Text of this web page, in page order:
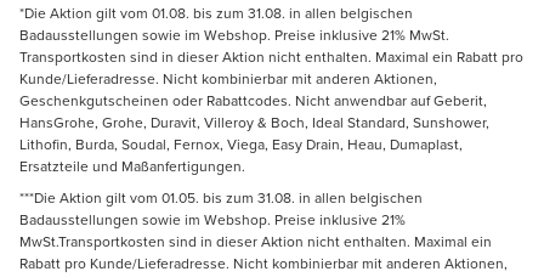
*Die Aktion gilt vom 01.08. bis zum 31.08. in allen belgischen
Badausstellungen sowie im Webshop. Preise inklusive 21% MwSt.
Transportkosten sind in dieser Aktion nicht enthalten. Maximal ein Rabatt pro
Kunde/Lieferadresse. Nicht kombinierbar mit anderen Aktionen,
Geschenkgutscheinen oder Rabattcodes. Nicht anwendbar auf Geberit,
HansGrohe, Grohe, Duravit, Villeroy & Boch, Ideal Standard, Sunshower,
Lithofin, Burda, Soudal, Fernox, Viega, Easy Drain, Heau, Dumaplast,
Ersatzteile und Maßanfertigungen.
***Die Aktion gilt vom 01.05. bis zum 31.08. in allen belgischen
Badausstellungen sowie im Webshop. Preise inklusive 21%
MwSt.Transportkosten sind in dieser Aktion nicht enthalten. Maximal ein
Rabatt pro Kunde/Lieferadresse. Nicht kombinierbar mit anderen Aktionen,